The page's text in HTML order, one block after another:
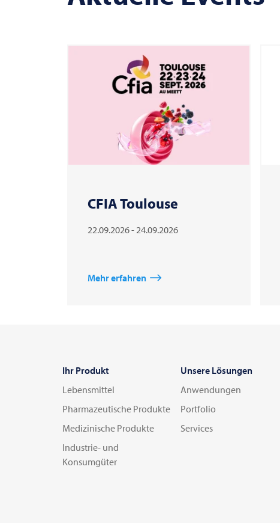
CFIA Toulouse
22.09.2026 - 24.09.2026
Mehr erfahren
Ihr Produkt
Lebensmittel
Pharmazeutische Produkte
Medizinische Produkte
Industrie- und
Konsumgüter
Unsere Lösungen
Anwendungen
Portfolio
Services